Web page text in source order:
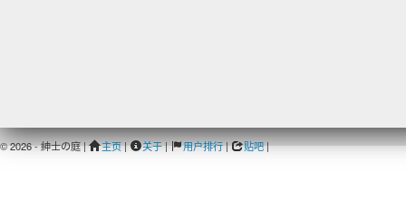
© 2026 - 紳士の庭 | 主页| 关于| 用户排行| 贴吧|